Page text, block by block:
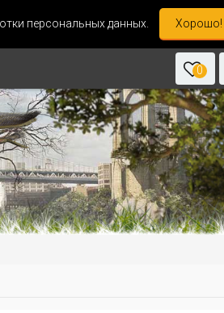
персональных данных. Хорошо!
0